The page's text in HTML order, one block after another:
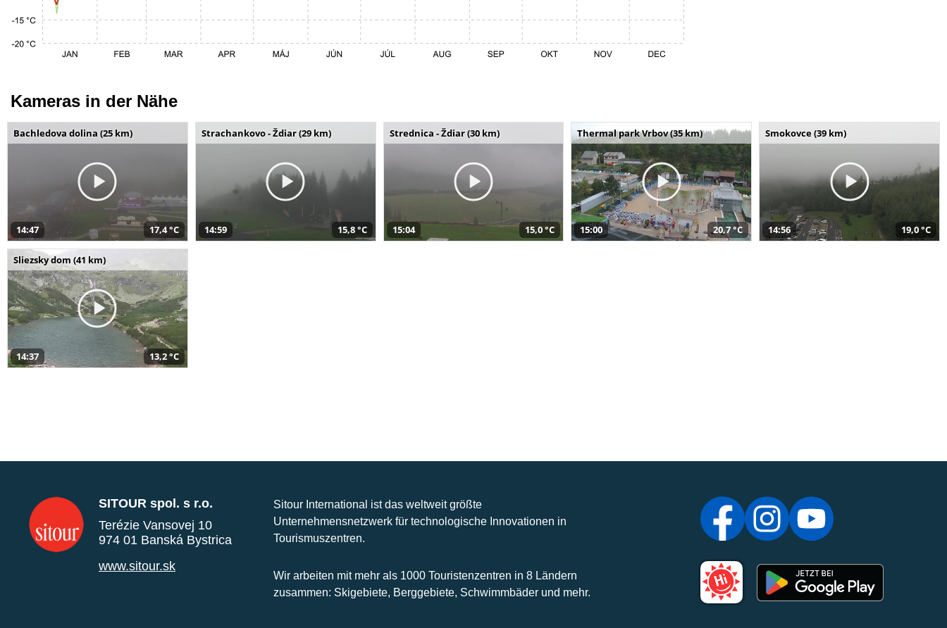
Kameras in der Nähe
Bachledova dolina (25 km)
14:47 17,4 °C
Strachankovo - Ždiar (29 km)
14:59 15,8 °C
Strednica - Ždiar (30 km)
15:04 15,0 °C
Thermal park Vrbov (35 km)
15:00 20,7 °C
Smokovce (39 km)
14:56 19,0 °C
Sliezsky dom (41 km)
14:37 13,2 °C
SITOUR spol. s r.o.
Terézie Vansovej 10
974 01 Banská Bystrica
www.sitour.sk
Sitour International ist das weltweit größte
Unternehmensnetzwerk für technologische Innovationen in
Tourismuszentren.
Wir arbeiten mit mehr als 1000 Touristenzentren in 8 Ländern
zusammen: Skigebiete, Berggebiete, Schwimmbäder und mehr.